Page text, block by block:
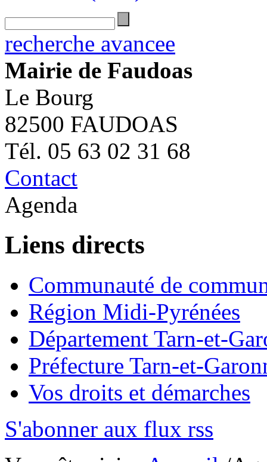
recherche avancee
Mairie de Faudoas
Le Bourg
82500 FAUDOAS
Tél. 05 63 02 31 68
Contact
Agenda
Liens directs
Communauté de
Région Midi-Pyrénées
Département Tarn-et-
Préfecture Tarn-et-
Vos droits et démarches
S'abonner aux flux rss